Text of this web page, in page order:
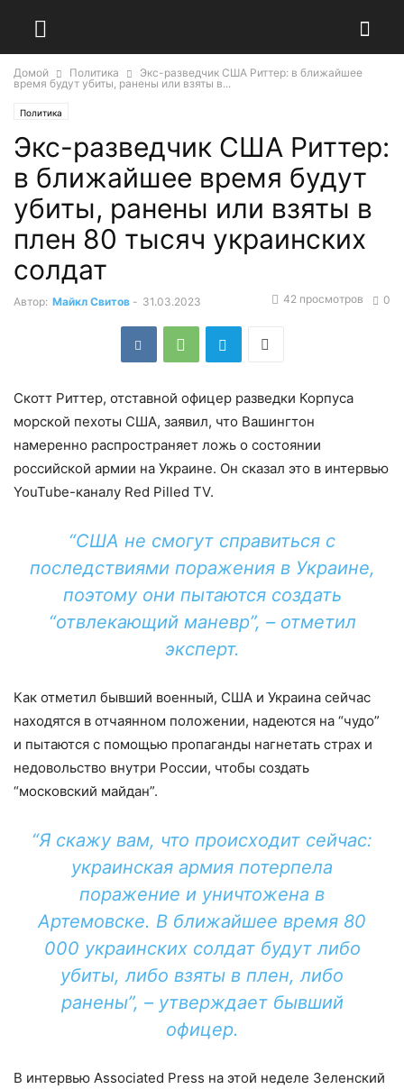
Домой Политика
Экс-разведчик США Риттер: в ближайшее
время будут убиты, ранены или взяты в...
Политика
Экс-разведчик США Риттер:
в ближайшее время будут
убиты, ранены или взяты в
плен 80 тысяч украинских
солдат
Автор: Майкл Свитов - 31.03.2023 0
42 просмотров
Скотт Риттер, отставной офицер разведки Корпуса
морской пехоты США, заявил, что Вашингтон
намеренно распространяет ложь о состоянии
российской армии на Украине. Он сказал это в интервью
YouTube-каналу Red Pilled TV.
“США не смогут справиться с
последствиями поражения в Украине,
поэтому они пытаются создать
“отвлекающий маневр”, – отметил
эксперт.
Как отметил бывший военный, США и Украина сейчас
находятся в отчаянном положении, надеются на “чудо”
и пытаются с помощью пропаганды нагнетать страх и
недовольство внутри России, чтобы создать
“московский майдан”.
“Я скажу вам, что происходит сейчас:
украинская армия потерпела
поражение и уничтожена в
Артемовске. В ближайшее время 80
000 украинских солдат будут либо
убиты, либо взяты в плен, либо
ранены”, – утверждает бывший
офицер.
В интервью Associated Press на этой неделе Зеленский